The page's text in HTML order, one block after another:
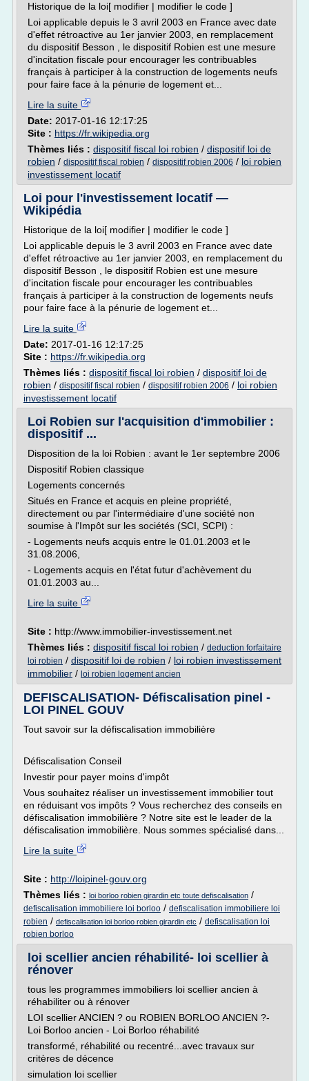
Historique de la loi[ modifier | modifier le code ]
Loi applicable depuis le 3 avril 2003 en France avec date
d'effet rétroactive au 1er janvier 2003, en remplacement
du dispositif Besson , le dispositif Robien est une mesure
d'incitation fiscale pour encourager les contribuables
français à participer à la construction de logements neufs
pour faire face à la pénurie de logement et...
Lire la suite
Date: 2017-01-16 12:17:25
Site : https://fr.wikipedia.org
Thèmes liés : dispositif fiscal loi robien / dispositif loi de
robien / dispositif fiscal robien / dispositif robien 2006 / loi robien
investissement locatif
Loi pour l'investissement locatif —
Wikipédia
Historique de la loi[ modifier | modifier le code ]
Loi applicable depuis le 3 avril 2003 en France avec date
d'effet rétroactive au 1er janvier 2003, en remplacement du
dispositif Besson , le dispositif Robien est une mesure
d'incitation fiscale pour encourager les contribuables
français à participer à la construction de logements neufs
pour faire face à la pénurie de logement et...
Lire la suite
Date: 2017-01-16 12:17:25
Site : https://fr.wikipedia.org
Thèmes liés : dispositif fiscal loi robien / dispositif loi de
robien / dispositif fiscal robien / dispositif robien 2006 / loi robien
investissement locatif
Loi Robien sur l'acquisition d'immobilier :
dispositif ...
Disposition de la loi Robien : avant le 1er septembre 2006
Dispositif Robien classique
Logements concernés
Situés en France et acquis en pleine propriété,
directement ou par l'intermédiaire d'une société non
soumise à l'Impôt sur les sociétés (SCI, SCPI) :
- Logements neufs acquis entre le 01.01.2003 et le
31.08.2006,
- Logements acquis en l'état futur d'achèvement du
01.01.2003 au...
Lire la suite
Site : http://www.immobilier-investissement.net
Thèmes liés : dispositif fiscal loi robien / deduction forfaitaire
loi robien / dispositif loi de robien / loi robien investissement
immobilier / loi robien logement ancien
DEFISCALISATION- Défiscalisation pinel -
LOI PINEL GOUV
Tout savoir sur la défiscalisation immobilière
Défiscalisation Conseil
Investir pour payer moins d'impôt
Vous souhaitez réaliser un investissement immobilier tout
en réduisant vos impôts ? Vous recherchez des conseils en
défiscalisation immobilière ? Notre site est le leader de la
défiscalisation immobilière. Nous sommes spécialisé dans...
Lire la suite
Site : http://loipinel-gouv.org
Thèmes liés : loi borloo robien girardin etc toute defiscalisation /
defiscalisation immobiliere loi borloo / defiscalisation immobiliere loi
robien / defiscalisation loi borloo robien girardin etc / defiscalisation loi
robien borloo
loi scellier ancien réhabilité- loi scellier à
rénover
tous les programmes immobiliers loi scellier ancien à
réhabiliter ou à rénover
LOI scellier ANCIEN ? ou ROBIEN BORLOO ANCIEN ?-
Loi Borloo ancien - Loi Borloo réhabilité
transformé, réhabilité ou recentré...avec travaux sur
critères de décence
simulation loi scellier